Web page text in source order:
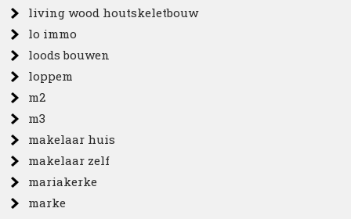
living wood houtskeletbouw
lo immo
loods bouwen
loppem
m2
m3
makelaar huis
makelaar zelf
mariakerke
marke